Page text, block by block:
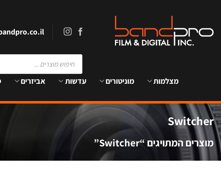
content
Products
search
מצלמות מוניטורים עדשות אביזרים
Switcher
מוצרים המתויגים “Switcher”